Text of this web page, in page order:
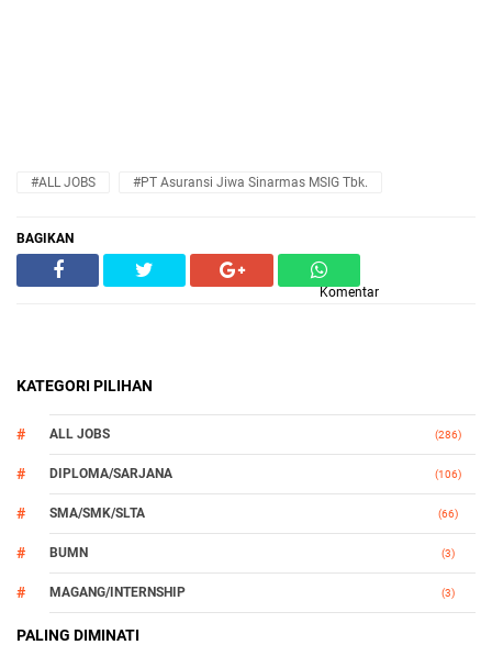
#ALL JOBS #PT Asuransi Jiwa Sinarmas MSIG Tbk.
BAGIKAN
Komentar
KATEGORI PILIHAN
ALL JOBS (286)
DIPLOMA/SARJANA (106)
SMA/SMK/SLTA (66)
BUMN (3)
MAGANG/INTERNSHIP (3)
OTOMOTIF
PALING DIMINATI